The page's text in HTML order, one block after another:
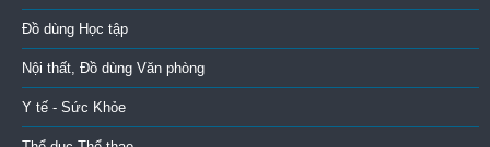
Đồ dùng Học tập
Nội thất, Đồ dùng Văn phòng
Y tế - Sức Khỏe